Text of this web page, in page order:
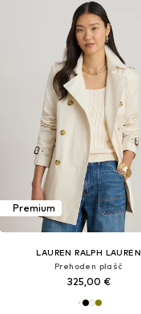
Premium
LAUREN RALPH LAUREN
Prehoden plašč
325,00 €